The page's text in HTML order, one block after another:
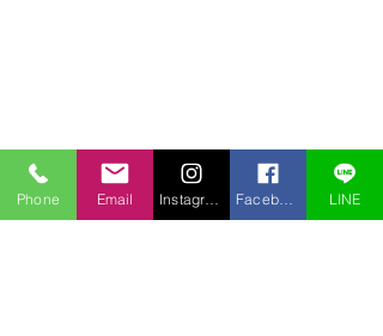
Phone Email LINE